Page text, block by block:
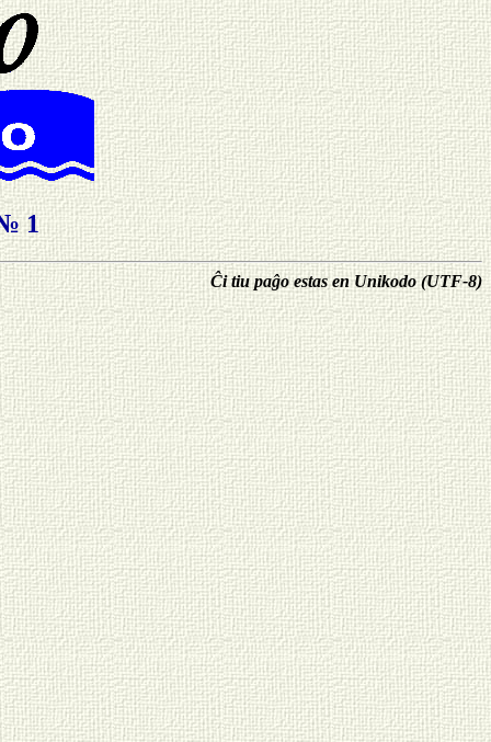
1
Ĉi tiu paĝo estas en Unikodo (UTF-8)